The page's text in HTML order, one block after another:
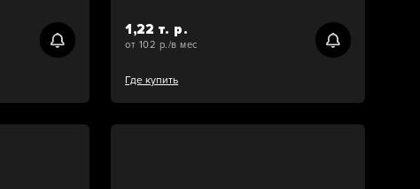
1,22 т. р.
от 102 р./в мес
Где купить